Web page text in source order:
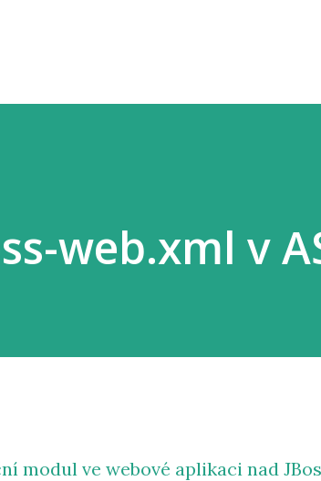
web.xml v
modul ve webové aplikaci nad